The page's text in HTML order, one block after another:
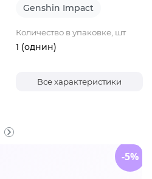
Genshin Impact
Количество в упаковке, шт
1 (однин)
Все характеристики
-5%